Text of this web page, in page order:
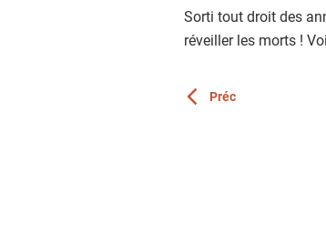
Sorti tout droit des
réveiller les morts !
Vous êtes actuellement
PrécPage